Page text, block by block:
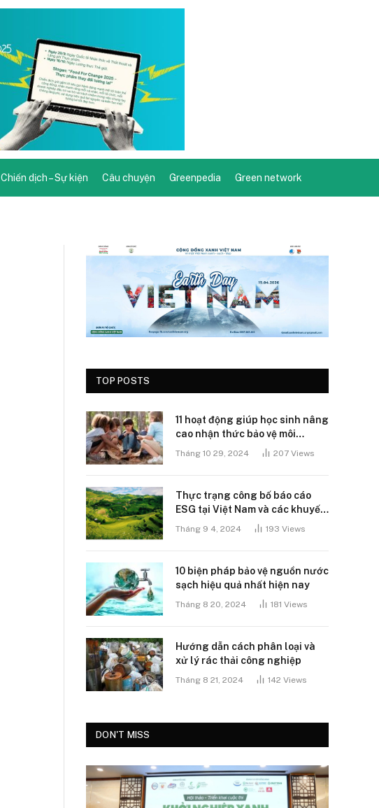
Chiến dịch – Sự kiện Câu chuyện Greenpedia Green network
TOP POSTS
11 hoạt động giúp học sinh nâng
cao nhận thức bảo vệ môi
trường
Tháng 10 29, 2024 207 Views
Thực trạng công bố báo cáo
ESG tại Việt Nam và các khuyến
nghị
Tháng 9 4, 2024 193 Views
10 biện pháp bảo vệ nguồn nước
sạch hiệu quả nhất hiện nay
Tháng 8 20, 2024 181 Views
Hướng dẫn cách phân loại và
xử lý rác thải công nghiệp
Tháng 8 21, 2024 142 Views
DON'T MISS